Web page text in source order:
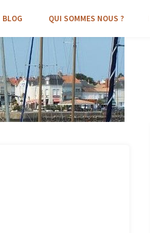
BLOG QUI SOMMES NOUS ?